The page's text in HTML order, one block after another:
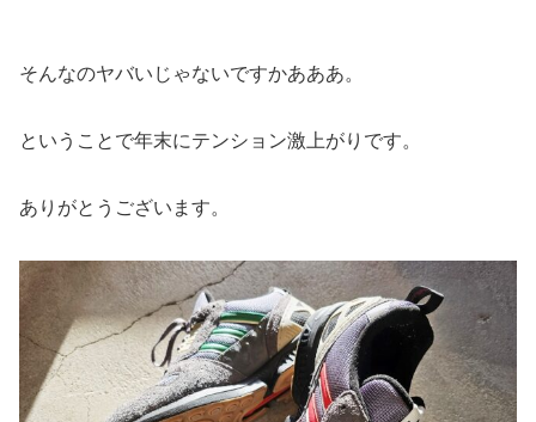
そんなのヤバいじゃないですかあああ。
ということで年末にテンション激上がりです。
ありがとうございます。